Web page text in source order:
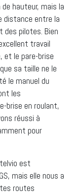
hauteur, mais la
entre la
des pilotes. Bien
travail
et le pare-brise
sa taille ne le
le manuel du
les
brise en roulant,
réussi à
pour
est
mais elle nous a
routes